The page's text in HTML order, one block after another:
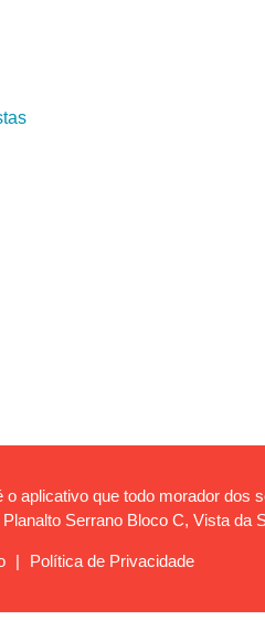
o aplicativo que todo morador dos
Serrano Bloco C, Vista da
| Política de Privacidade